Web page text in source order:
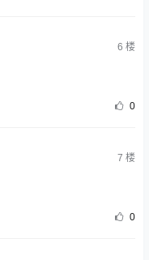
6 楼
0
7 楼
0